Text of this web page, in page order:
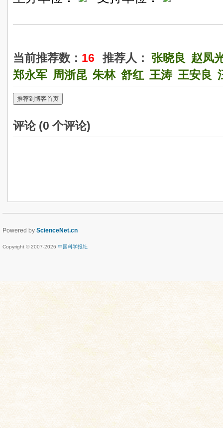
当前推荐数： 16 推荐人： 张晓良 赵凤
郑永军 周浙昆 朱林 舒红 王涛 王安良
推荐到博客首页
评论 (0 个评论)
Powered by ScienceNet.cn
Copyright © 2007-2026 中国科学报社